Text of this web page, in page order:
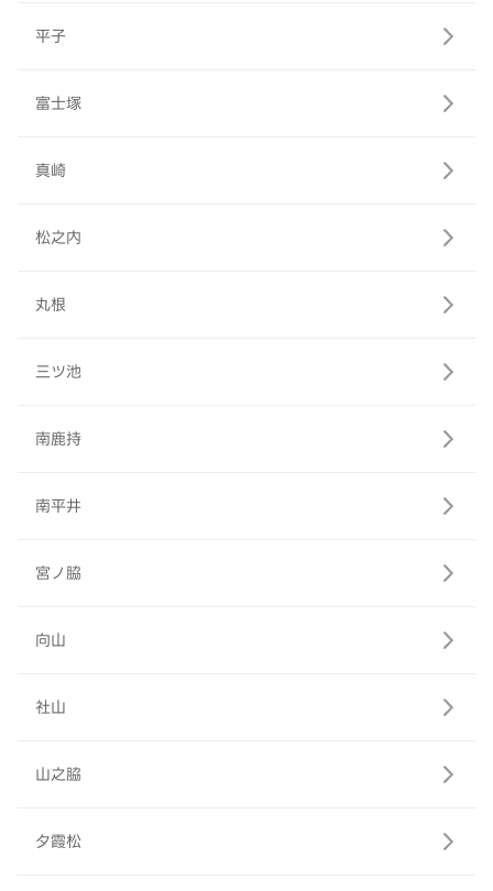
平子
富士塚
真崎
松之内
丸根
三ツ池
南鹿持
南平井
宮ノ脇
向山
社山
山之脇
夕霞松